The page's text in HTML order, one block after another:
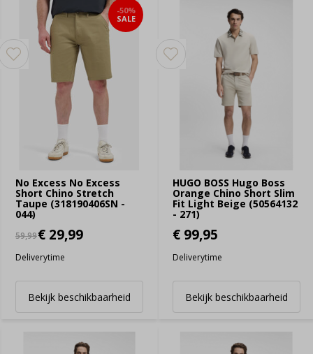
No Excess No Excess
Short Chino Stretch
Taupe (318190406SN -
044)
-50%
SALE
59,99€ 29,99
Deliverytime
Bekijk beschikbaarheid
HUGO BOSS Hugo Boss
Orange Chino Short Slim
Fit Light Beige (50564132
- 271)
€ 99,95
Deliverytime
Bekijk beschikbaarheid